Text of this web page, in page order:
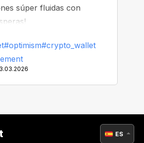
súper fluidas con
#optimism#crypto_wallet
ES